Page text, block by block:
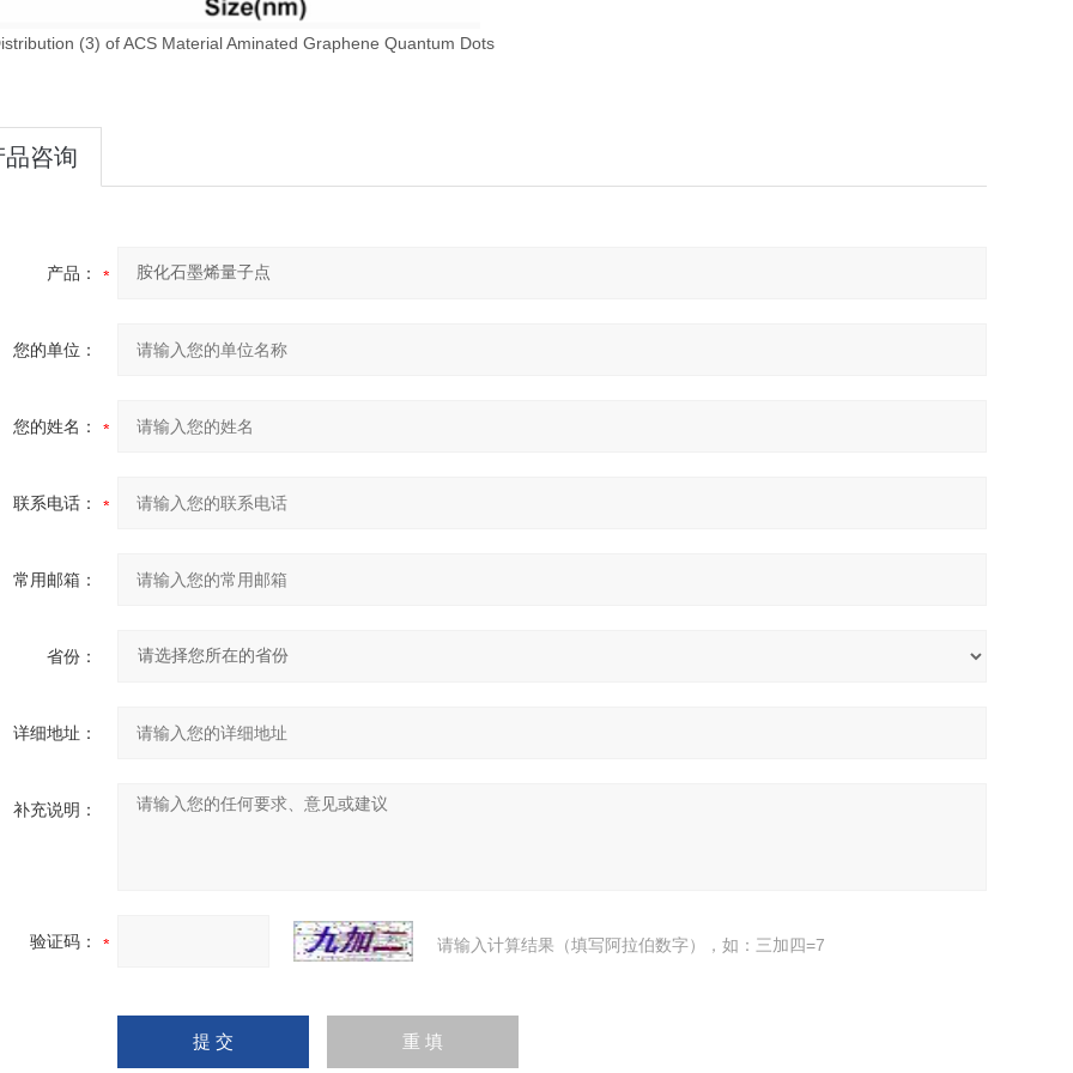
(3) of ACS Material Aminated Graphene Quantum Dots
品咨询
产品：
您的单位：
您的姓名：
联系电话：
常用邮箱：
省份：
详细地址：
补充说明：
验证码： 请输入计算结果（填写阿拉伯数字），如：三加四=7